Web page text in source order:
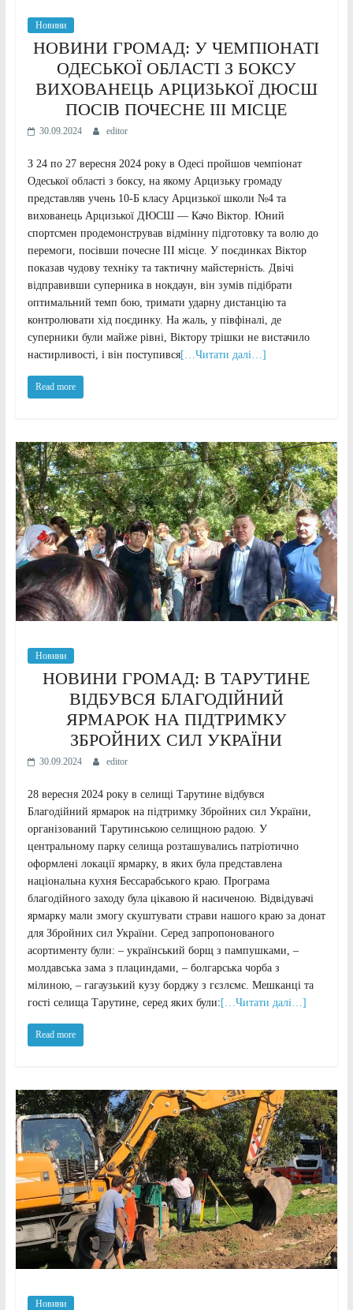
Новини
НОВИНИ ГРОМАД: У ЧЕМПІОНАТІ
ОДЕСЬКОЇ ОБЛАСТІ З БОКСУ
ВИХОВАНЕЦЬ АРЦИЗЬКОЇ ДЮСШ
ПОСІВ ПОЧЕСНЕ III МІСЦЕ
30.09.2024 editor
З 24 по 27 вересня 2024 року в Одесі пройшов чемпіонат
Одеської області з боксу, на якому Арцизьку громаду
представляв учень 10-Б класу Арцизької школи №4 та
вихованець Арцизької ДЮСШ — Качо Віктор. Юний
спортсмен продемонстрував відмінну підготовку та волю до
перемоги, посівши почесне III місце. У поєдинках Віктор
показав чудову техніку та тактичну майстерність. Двічі
відправивши суперника в нокдаун, він зумів підібрати
оптимальний темп бою, тримати ударну дистанцію та
контролювати хід поєдинку. На жаль, у півфіналі, де
суперники були майже рівні, Віктору трішки не вистачило
настирливості, і він поступився[…Читати далі…]
Read more
Новини
НОВИНИ ГРОМАД: В ТАРУТИНЕ
ВІДБУВСЯ БЛАГОДІЙНИЙ
ЯРМАРОК НА ПІДТРИМКУ
ЗБРОЙНИХ СИЛ УКРАЇНИ
30.09.2024 editor
28 вересня 2024 року в селищі Тарутине відбувся
Благодійний ярмарок на підтримку Збройних сил України,
організований Тарутинською селищною радою. У
центральному парку селища розташувались патріотично
оформлені локації ярмарку, в яких була представлена
національна кухня Бессарабського краю. Програма
благодійного заходу була цікавою й насиченою. Відвідувачі
ярмарку мали змогу скуштувати страви нашого краю за донат
для Збройних сил України. Серед запропонованого
асортименту були: – український борщ з пампушками, –
молдавська зама з плациндами, – болгарська чорба з
мілиною, – гагаузький кузу борджу з гєзлємє. Мешканці та
гості селища Тарутине, серед яких були: […Читати далі…]
Read more
Новини